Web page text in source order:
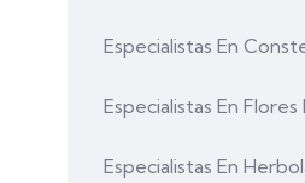
Especialistas En
Especialistas En Flores
Especialistas En